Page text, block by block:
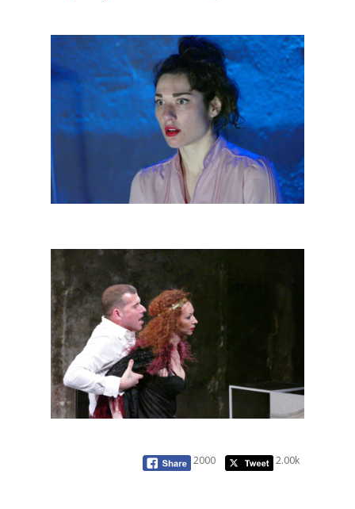
2000 2.00k